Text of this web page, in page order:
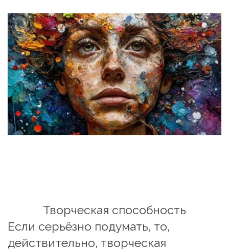
Творческая способность
Если серьёзно подумать, то,
действительно, творческая